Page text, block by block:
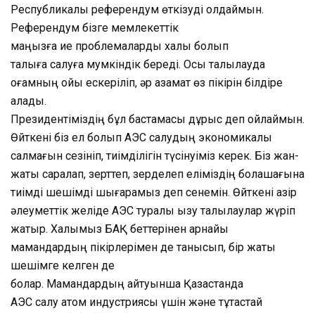
Республикалық референдум өткізуді қолдаймын.
Референдум бізге мемлекеттік
маңызға ие проблемаларды халық болып
талқыға салуға мумкіндік береді. Осы талқылауда
қоғамның ойы ескеріліп, әр азамат өз пікірін білдіре
алады.
Президентіміздің бұл бастамасы дұрыс деп ойлаймын.
Өйткені біз ел болып АЭС салудың экономикалық
салмағын сезініп, тиімділігін түсінуіміз керек. Біз жан-
жақты саралап, зерттеп, зерделеп еліміздің болашағына
тиімді шешімді шығарамыз деп сенемін. Өйткені қазір
әлеуметтік желіде АЭС туралы қызу талқылаулар жүріп
жатыр. Халқымыз БАҚ беттерінен арнайы
мамандардың пікірлерімен де танысып, бір жақты
шешімге келген де
болар. Мамандардың айтуынша Қазақстанда
АЭС салу атом индустриясы үшін және тұтастай